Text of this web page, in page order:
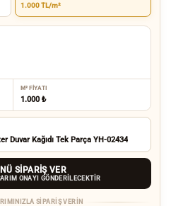
1.000 TL/m²
M² FIYATI
1.000 ₺
Duvar Kağıdı Tek Parça YH-02434
SIPARIŞ VER
ONAYI GÖNDERILECEKTIR
SIPARIŞ VERIN